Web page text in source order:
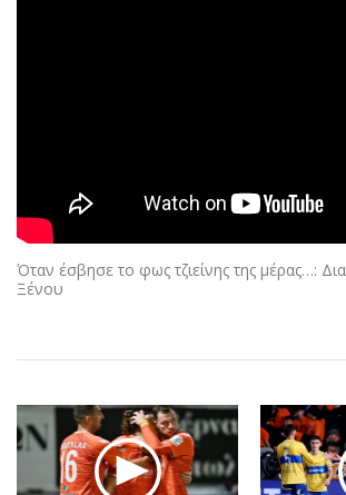
Αθλητισμός
Κύπρος
Ελλάδα
Οικονομία
Real Estate
Επιχειρήσεις
Geek
Νέα
Κινητά-
Πολιτική
Γενικά
Όταν έσβησε το φως τζιείνης της μέρας…:
Ξένου